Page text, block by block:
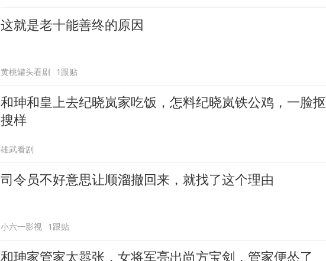
这就是老十能善终的原因
黄桃罐头看剧 1跟贴
和珅和皇上去纪晓岚家吃饭，怎料纪晓岚铁公鸡，一脸抠
搜样
雄武看剧
司令员不好意思让顺溜撤回来，就找了这个理由
小六一影视 1跟贴
和珅家管家太嚣张，女将军亮出尚方宝剑，管家便怂了